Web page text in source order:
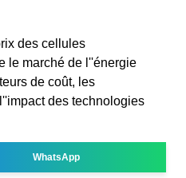
des cellules
le marché de l''énergie
de coût, les
des technologies
WhatsApp